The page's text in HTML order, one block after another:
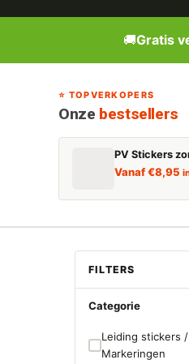
🚚Gratis
⭐ TOPVERKOPERS
Onze bestsellers
PV Stickers
Vanaf€8,95
FILTERS
Categorie
Leiding stickers /
Markeringen